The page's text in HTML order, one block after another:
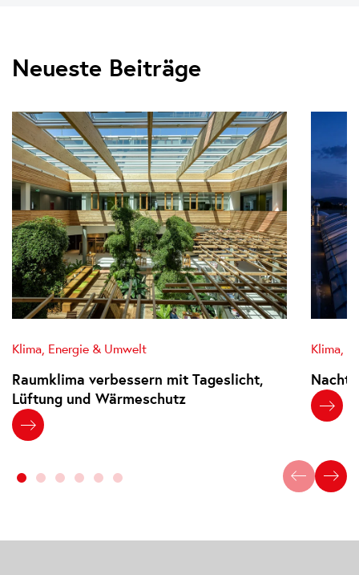
Neueste Beiträge
Klima, Energie & Umwelt
Raumklima verbessern mit Tageslicht,
Lüftung und Wärmeschutz
Klima,